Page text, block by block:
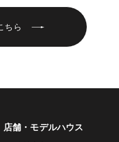
ちら
店舗・モデルハウス